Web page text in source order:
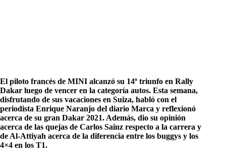
El piloto francés de MINI alcanzó su 14º triunfo en Rally
Dakar luego de vencer en la categoría autos. Esta semana,
disfrutando de sus vacaciones en Suiza, habló con el
periodista Enrique Naranjo del diario Marca y reflexionó
acerca de su gran Dakar 2021. Además, dio su opinión
acerca de las quejas de Carlos Sainz respecto a la carrera y
de Al-Attiyah acerca de la diferencia entre los buggys y los
4×4 en los T1.